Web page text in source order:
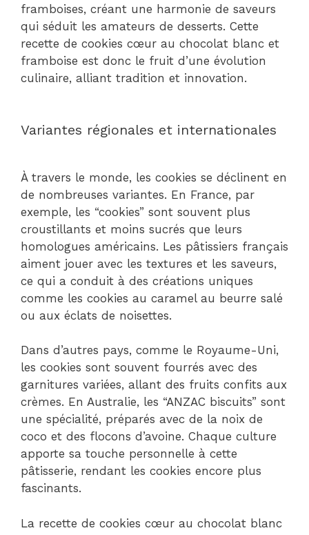
framboises, créant une harmonie de saveurs
qui séduit les amateurs de desserts. Cette
recette de cookies cœur au chocolat blanc et
framboise est donc le fruit d’une évolution
culinaire, alliant tradition et innovation.
Variantes régionales et internationales
À travers le monde, les cookies se déclinent en
de nombreuses variantes. En France, par
exemple, les “cookies” sont souvent plus
croustillants et moins sucrés que leurs
homologues américains. Les pâtissiers français
aiment jouer avec les textures et les saveurs,
ce qui a conduit à des créations uniques
comme les cookies au caramel au beurre salé
ou aux éclats de noisettes.
Dans d’autres pays, comme le Royaume-Uni,
les cookies sont souvent fourrés avec des
garnitures variées, allant des fruits confits aux
crèmes. En Australie, les “ANZAC biscuits” sont
une spécialité, préparés avec de la noix de
coco et des flocons d’avoine. Chaque culture
apporte sa touche personnelle à cette
pâtisserie, rendant les cookies encore plus
fascinants.
La recette de cookies cœur au chocolat blanc